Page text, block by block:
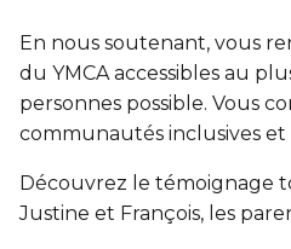
Entraînement privé
Activités et sports au
Sports pour enfants
Hébergement et
Transition primaire-
ENGAGEMENT ET LEADERSHIP
Leadership
Voir tout
Résidence YMCA
En nous soutenant, vous
du YMCA accessibles au
personnes possible. Vous
communautés inclusives et
Découvrez le témoignage
Justine et François, les